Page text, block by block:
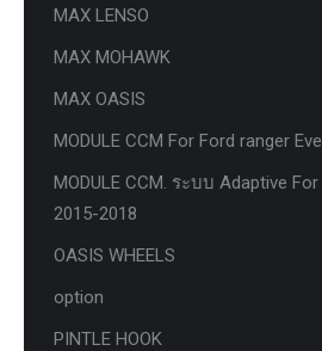
MAX LENSO
MAX MOHAWK
MAX OASIS
MODULE CCM For Ford ranger
MODULE CCM. ระบบ Adaptive
2015-2018
OASIS WHEELS
option
PINTLE HOOK